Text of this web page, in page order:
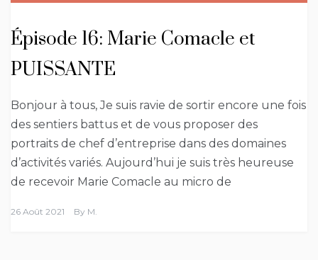
Épisode 16: Marie Comacle et
PUISSANTE
Bonjour à tous, Je suis ravie de sortir encore une fois
des sentiers battus et de vous proposer des
portraits de chef d’entreprise dans des domaines
d’activités variés. Aujourd’hui je suis très heureuse
de recevoir Marie Comacle au micro de
26 Août 2021 By M.